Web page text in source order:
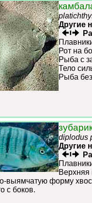
Другие
Рот на
Рыба с
Тело
Рыба
diplodus
Другие
Верхняя
выямчатую форму
с боков.